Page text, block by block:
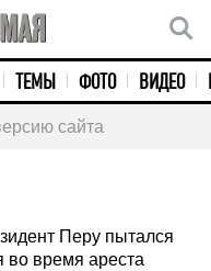
ТЕМЫ ФОТО ВИДЕО
сайта
Перу пытался
во время ареста